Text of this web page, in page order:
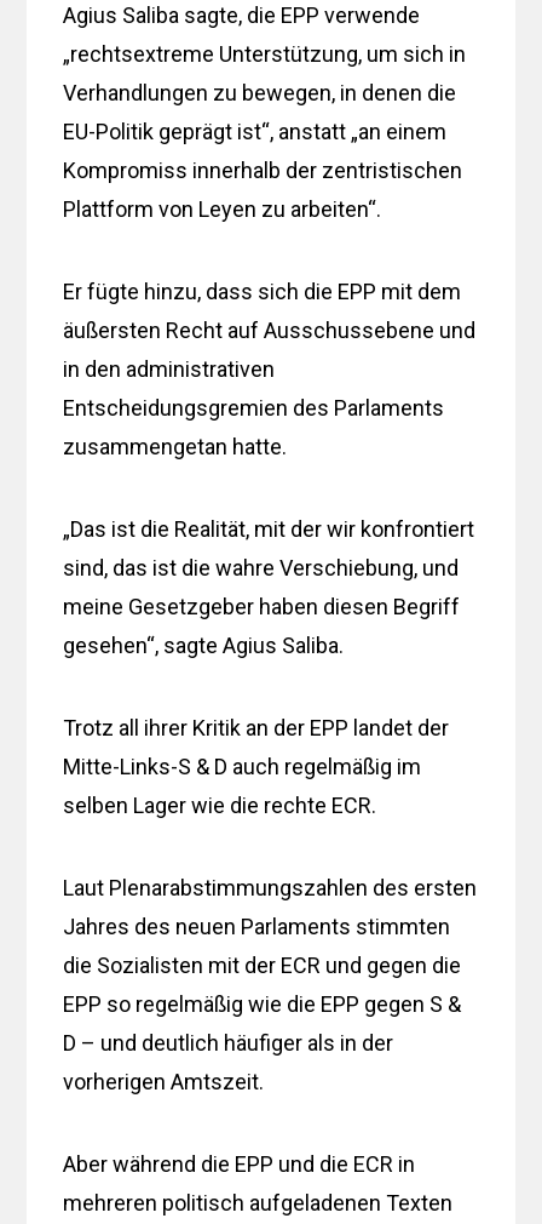
Agius Saliba sagte, die EPP verwende
„rechtsextreme Unterstützung, um sich in
Verhandlungen zu bewegen, in denen die
EU-Politik geprägt ist“, anstatt „an einem
Kompromiss innerhalb der zentristischen
Plattform von Leyen zu arbeiten“.
Er fügte hinzu, dass sich die EPP mit dem
äußersten Recht auf Ausschussebene und
in den administrativen
Entscheidungsgremien des Parlaments
zusammengetan hatte.
„Das ist die Realität, mit der wir konfrontiert
sind, das ist die wahre Verschiebung, und
meine Gesetzgeber haben diesen Begriff
gesehen“, sagte Agius Saliba.
Trotz all ihrer Kritik an der EPP landet der
Mitte-Links-S & D auch regelmäßig im
selben Lager wie die rechte ECR.
Laut Plenarabstimmungszahlen des ersten
Jahres des neuen Parlaments stimmten
die Sozialisten mit der ECR und gegen die
EPP so regelmäßig wie die EPP gegen S &
D – und deutlich häufiger als in der
vorherigen Amtszeit.
Aber während die EPP und die ECR in
mehreren politisch aufgeladenen Texten